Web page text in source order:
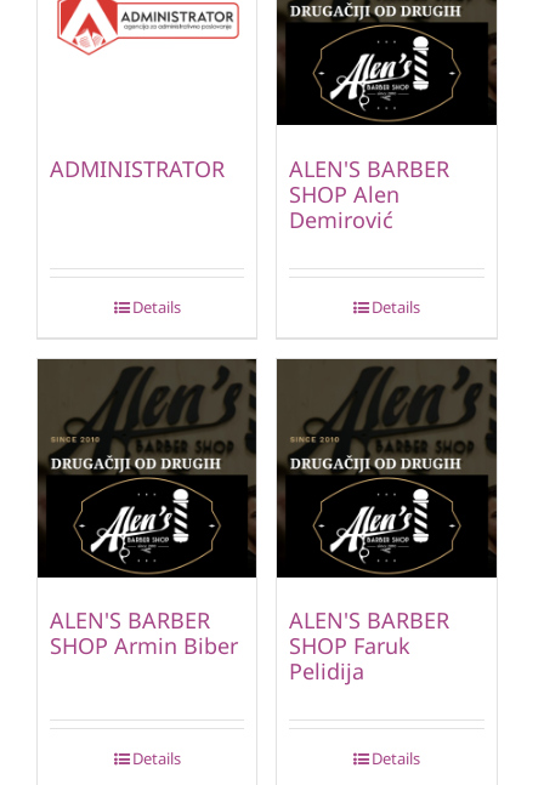
ADMINISTRATOR
Details
ALEN'S BARBER
SHOP Alen
Demirović
Details
ALEN'S BARBER
SHOP Armin Biber
Details
ALEN'S BARBER
SHOP Faruk
Pelidija
Details